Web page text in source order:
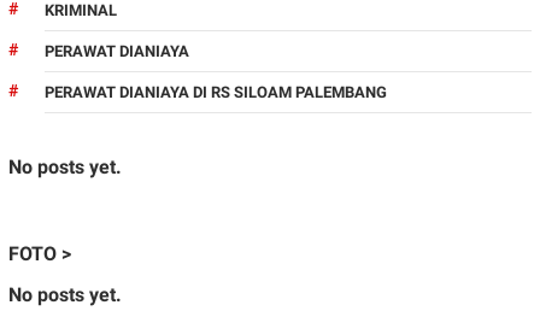
KRIMINAL
PERAWAT DIANIAYA
PERAWAT DIANIAYA DI RS SILOAM PALEMBANG
No posts yet.
FOTO >
No posts yet.